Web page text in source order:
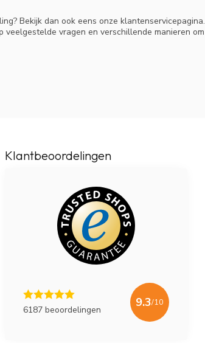
Bekijk dan ook eens onze klantenservicepagina.
vragen en verschillende manieren om
Klantbeoordelingen
6187 beoordelingen
9.3/10